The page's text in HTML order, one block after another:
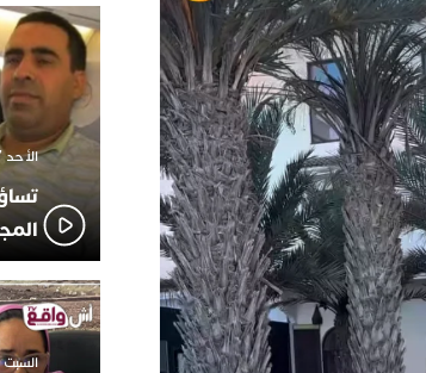
الأحد 7 ديسمبر 2025 - 21:42
السبت 18 أكتوبر 2025 - 14:35